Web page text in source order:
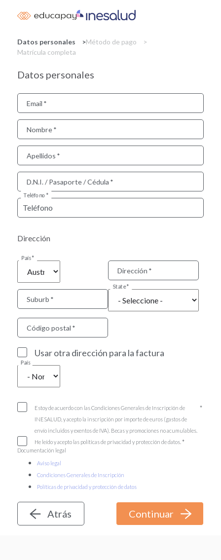
to
content
Datos personales
Método de pago
Matrícula completa
Datos personales
Email
Nombre
Apellidos
D.N.I. / Pasaporte / Cédula
Teléfono
Dirección
País
Dirección
Suburb
State
Código postal
Usar otra dirección para la factura
País
Estoy de acuerdo con las Condiciones Generales de Inscripción de
INESALUD, y acepto la inscripción por importe de euros (gastos de
envío incluidos y exentos de IVA). Becas y promociones no acumulables.
He leído y acepto las políticas de privacidad y protección de datos.
Documentación legal
Aviso legal
Condiciones Generales de Inscripción
Políticas de privacidad y protección de datos
Atrás